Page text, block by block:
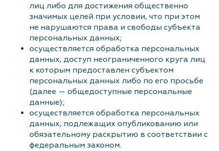
лиц либо для достижения общественно
значимых целей при условии, что при этом
не нарушаются права и свободы субъекта
персональных данных;
осуществляется обработка персональных
данных, доступ неограниченного круга лиц
к которым предоставлен субъектом
персональных данных либо по его просьбе
(далее — общедоступные персональные
данные);
осуществляется обработка персональных
данных, подлежащих опубликованию или
обязательному раскрытию в соответствии с
федеральным законом.